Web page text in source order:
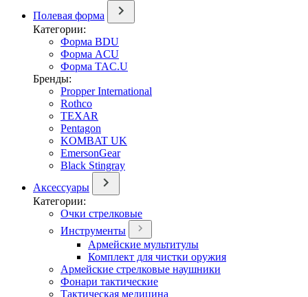
Полевая форма
Категории:
Форма BDU
Форма ACU
Форма TAC.U
Бренды:
Propper International
Rothco
TEXAR
Pentagon
KOMBAT UK
EmersonGear
Black Stingray
Аксессуары
Категории:
Очки стрелковые
Инструменты
Армейские мультитулы
Комплект для чистки оружия
Армейские стрелковые наушники
Фонари тактические
Тактическая медицина